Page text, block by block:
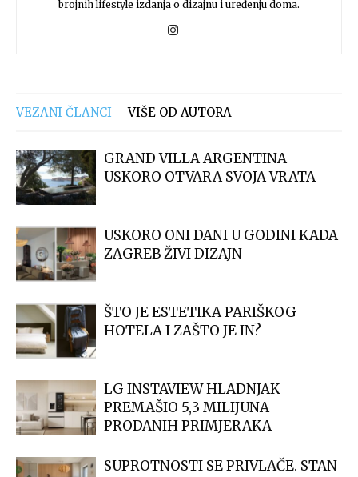
brojnih lifestyle izdanja o dizajnu i uređenju doma.
VEZANI ČLANCI VIŠE OD AUTORA
GRAND VILLA ARGENTINA
USKORO OTVARA SVOJA VRATA
USKORO ONI DANI U GODINI KADA
ZAGREB ŽIVI DIZAJN
ŠTO JE ESTETIKA PARIŠKOG
HOTELA I ZAŠTO JE IN?
LG INSTAVIEW HLADNJAK
PREMAŠIO 5,3 MILIJUNA
PRODANIH PRIMJERAKA
SUPROTNOSTI SE PRIVLAČE. STAN